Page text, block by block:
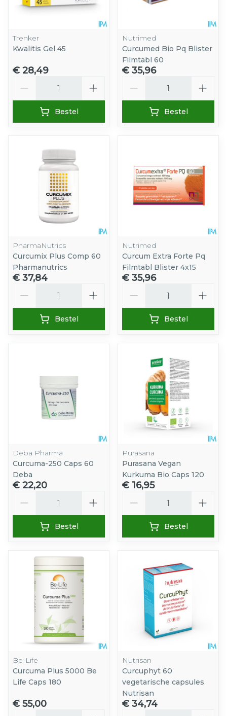
Trenker
Kwalitis Gel 45
€ 28,49
Bestel
Nutrimed
Curcumed Bio Pq Blister
Filmtabl 60
€ 35,96
Bestel
PharmaNutrics
Curcumix Plus Comp 60
Pharmanutrics
€ 37,84
Bestel
Nutrimed
Curcum Extra Forte Pq
Filmtabl Blister 4x15
€ 35,96
Bestel
Deba Pharma
Curcuma-250 Caps 60
Deba
€ 22,20
Bestel
Purasana
Purasana Vegan
Kurkuma Bio Caps 120
€ 16,95
Bestel
Be-Life
Curcuma Plus 5000 Be
Life Caps 180
€ 55,00
Nutrisan
Curcuphyt 60
vegetarische capsules
Nutrisan
€ 34,74